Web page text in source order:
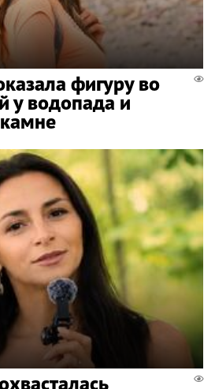
фигуру во
у водопада и